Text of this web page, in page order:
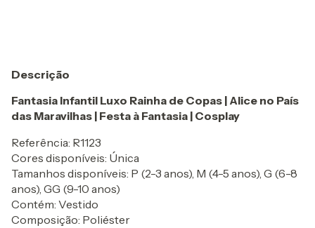
Descrição
Fantasia Infantil Luxo Rainha de Copas | Alice no País
das Maravilhas | Festa à Fantasia | Cosplay
Referência: R1123
Cores disponíveis: Única
Tamanhos disponíveis: P (2-3 anos), M (4-5 anos), G (6-8
anos), GG (9-10 anos)
Contém: Vestido
Composição: Poliéster